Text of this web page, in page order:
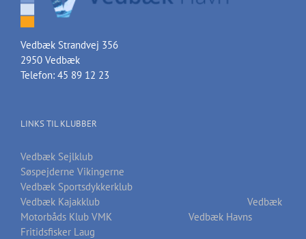
Vedbæk Strandvej 356
2950 Vedbæk
Telefon: 45 89 12 23
LINKS TIL KLUBBER
Vedbæk Sejlklub
Søspejderne Vikingerne
Vedbæk Sportsdykkerklub
Vedbæk Kajakklub
Vedbæk
Motorbåds Klub VMK
Vedbæk Havns
Fritidsfisker Laug